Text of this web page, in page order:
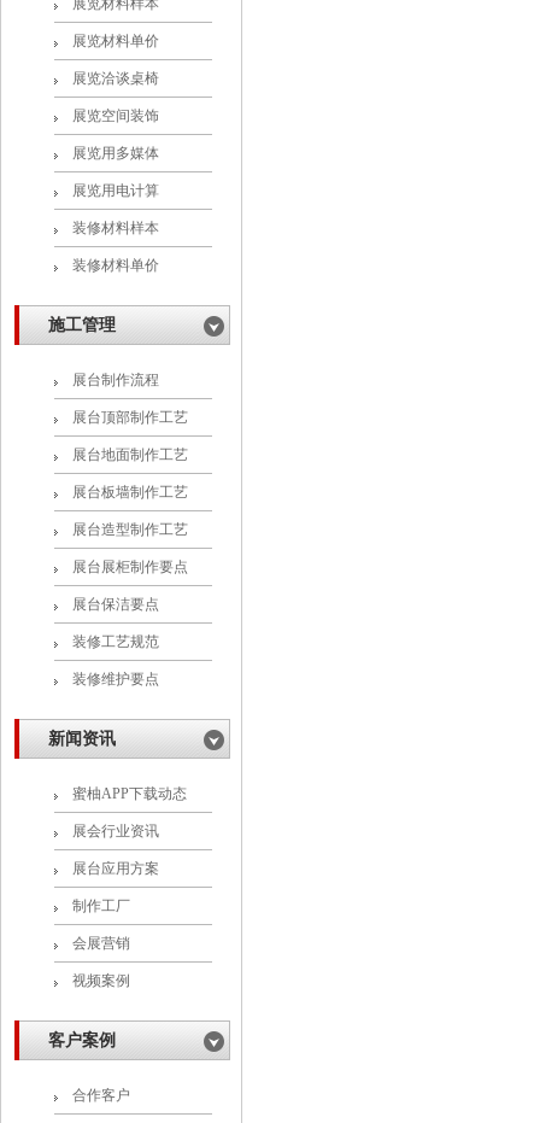
展览材料样本
展览材料单价
展览洽谈桌椅
展览空间装饰
展览用多媒体
展览用电计算
装修材料样本
装修材料单价
施工管理
展台制作流程
展台顶部制作工艺
展台地面制作工艺
展台板墙制作工艺
展台造型制作工艺
展台展柜制作要点
展台保洁要点
装修工艺规范
装修维护要点
新闻资讯
蜜柚APP下载动态
展会行业资讯
展台应用方案
制作工厂
会展营销
视频案例
客户案例
合作客户